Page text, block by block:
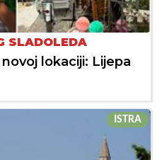
SLADOLEDA
lokaciji: Lijepa
ISTRA